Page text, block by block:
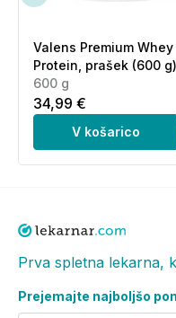
Ne priporočamo ga
razen če vam
Proizvajalec:
Valens Premium Whey
Protein, prašek (600 g)
600 g
34,99 €
V košarico
Prva spletna lekarna,
Prejemajte najboljšo